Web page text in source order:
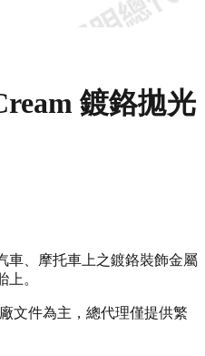
鍍鉻拋光
車、摩托車上之鍍鉻裝飾金屬
。
文件為主，總代理僅提供繁